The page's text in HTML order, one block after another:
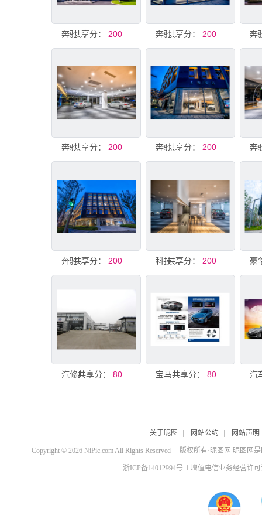
奔驰展厅
共享分： 200 奔驰展厅
共享分： 200
奔驰共享分： 200 奔驰展厅
共享分： 200
奔驰展厅
共享分： 200 科技展厅
共享分： 200
汽修厂共享分： 80 宝马汽车单页
共享分： 80
关于昵图 | 网站公约 | 网站声明
Copyright © 2026 NiPic.com All Rights Reserved 版权所有·昵图网 昵图网
浙ICP备14012994号-1 增值电信业务经营许